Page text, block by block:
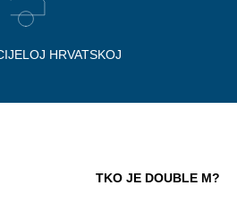
HRVATSKOJ
TKO JE DOUBLE M?